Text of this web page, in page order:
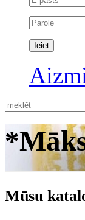
Mūsu